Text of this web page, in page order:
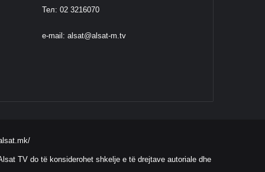
Тел: 02 3216070
e-mail: alsat@alsat-m.tv
TV do të konsiderohet shkelje e të drejtave autoriale dhe